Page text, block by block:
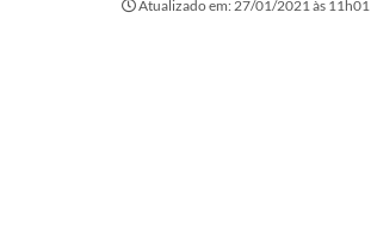
Atualizado em: 27/01/2021 às 11h01